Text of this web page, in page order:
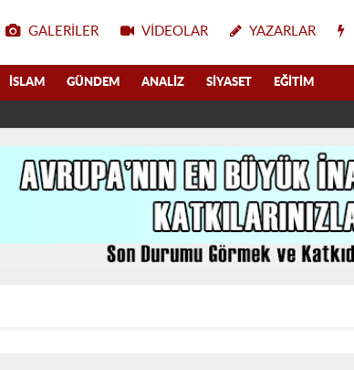
GALERILER VIDEOLAR YAZARLAR
İSLAM GÜNDEM ANALIZ SIYASET EĞITIM